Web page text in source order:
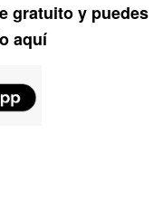
gratuito y puedes
aquí